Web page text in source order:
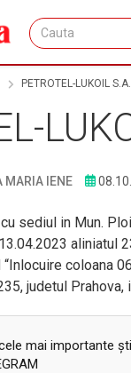
PETROTEL-LUKOIL S.A.
MARIA IENE
cu sediul in Mun.
aliniatul
coloana
judetul
mai importante